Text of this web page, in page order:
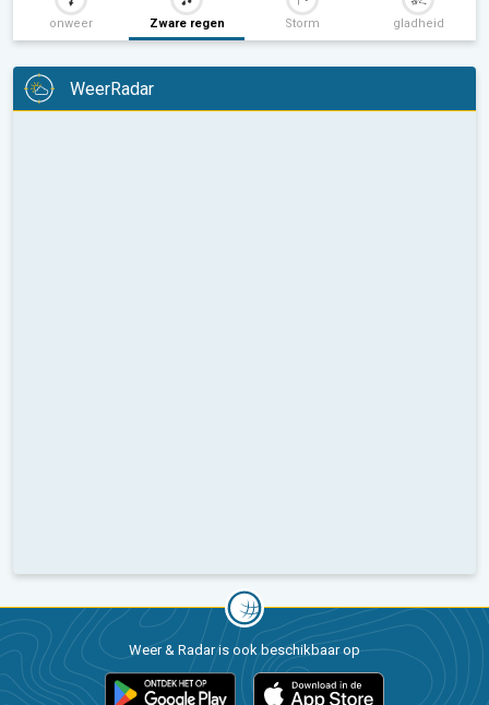
onweer Zware regen Storm gladheid
WeerRadar
Weer & Radar is ook beschikbaar op